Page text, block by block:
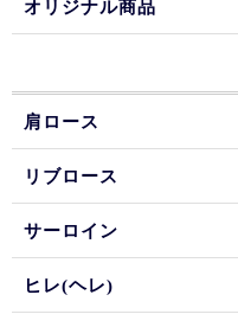
オリジナル商品
肩ロース
リブロース
サーロイン
ヒレ(ヘレ)